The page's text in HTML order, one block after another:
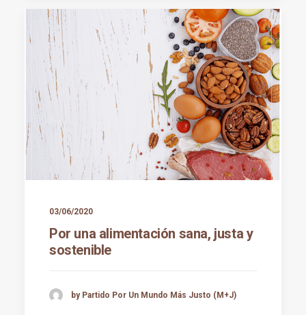
03/06/2020
Por una alimentación sana, justa y
sostenible
by Partido Por Un Mundo Más Justo (M+J)